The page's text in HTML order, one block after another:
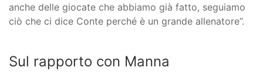
anche delle giocate che abbiamo già fatto, seguiamo
ciò che ci dice Conte perché è un grande allenatore”.
Sul rapporto con Manna